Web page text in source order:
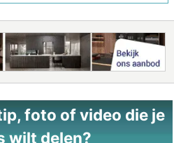
foto of video die je
wilt delen?